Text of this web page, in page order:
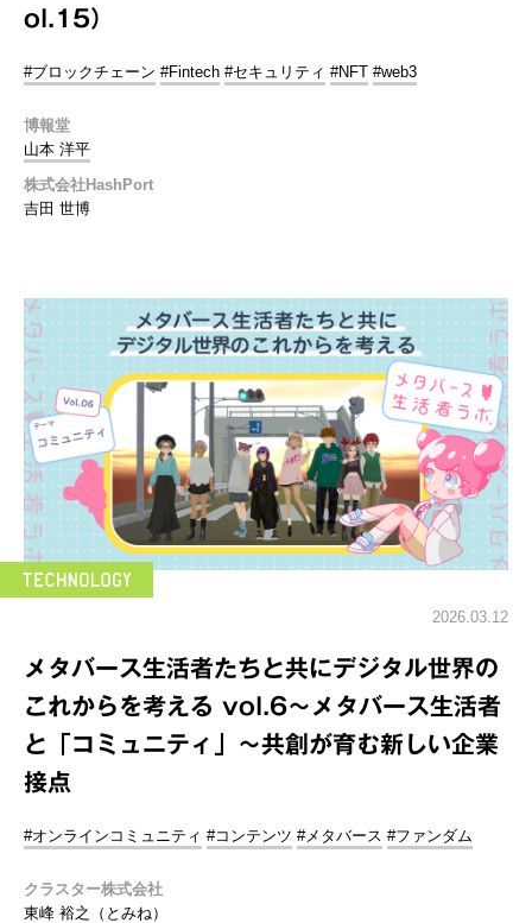
ol.15）
#ブロックチェーン #Fintech #セキュリティ #NFT #web3
博報堂
山本 洋平
株式会社HashPort
吉田 世博
2026.03.12
メタバース生活者たちと共にデジタル世界の
これからを考える vol.6～メタバース生活者
と「コミュニティ」～共創が育む新しい企業
接点
#オンラインコミュニティ #コンテンツ #メタバース #ファンダム
クラスター株式会社
東峰 裕之（とみね）